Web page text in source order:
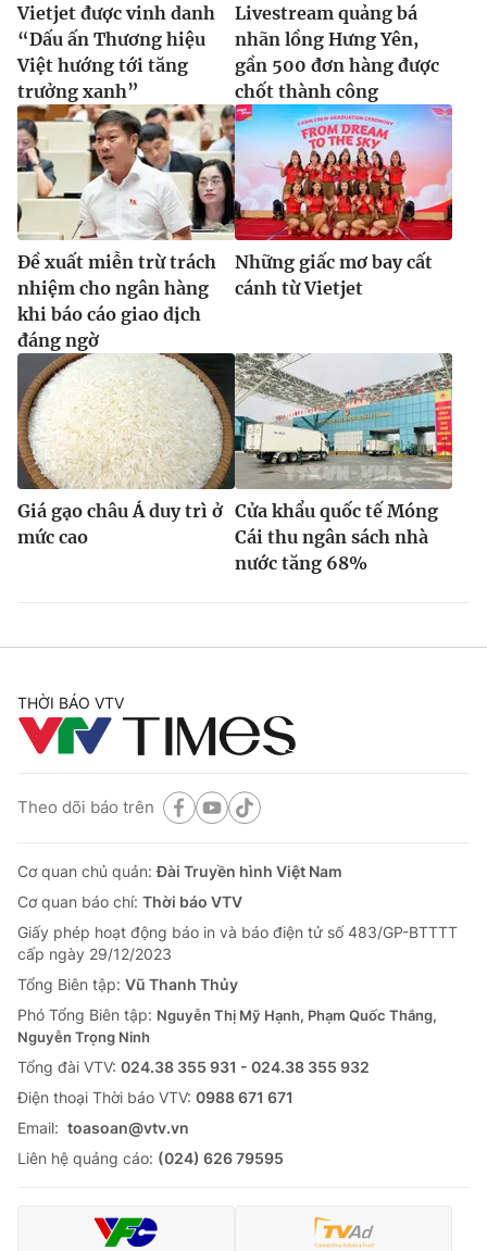
® Cấm sao chép dưới mọi hình thức nếu không có sự chấp
thuận bằng văn bản. Ghi rõ nguồn VTV.vn khi phát hành lại
thông tin từ website này.
Vietjet được vinh danh
“Dấu ấn Thương hiệu
Việt hướng tới tăng
trưởng xanh”
Livestream quảng bá
nhãn lồng Hưng Yên,
gần 500 đơn hàng được
chốt thành công
Đề xuất miễn trừ trách
nhiệm cho ngân hàng
khi báo cáo giao dịch
đáng ngờ
Những giấc mơ bay cất
cánh từ Vietjet
Giá gạo châu Á duy trì ở
mức cao
Cửa khẩu quốc tế Móng
Cái thu ngân sách nhà
nước tăng 68%
THỜI BÁO VTV
Theo dõi báo trên
Cơ quan chủ quản:Đài Truyền hình Việt Nam
Cơ quan báo chí: Thời báo VTV
Giấy phép hoạt động báo in và báo điện tử số 483/GP-BTTTT
cấp ngày 29/12/2023
Tổng Biên tập: Vũ Thanh Thủy
Phó Tổng Biên tập: Nguyễn Thị Mỹ Hạnh, Phạm Quốc Thắng,
Nguyễn Trọng Ninh
Tổng đài VTV: 024.38 355 931 - 024.38 355 932
Ðiện thoại Thời báo VTV: 0988 671 671
Email: toasoan@vtv.vn
Liên hệ quảng cáo: (024) 626 79595